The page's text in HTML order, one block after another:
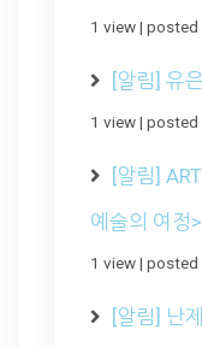
1 view|
[알림] 유
1 view|
[알림]
예술의 여정>
1 view|
[알림] 난